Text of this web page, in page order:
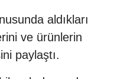
aldıkları
ve ürünlerin
paylaştı.